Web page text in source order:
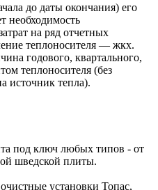
до даты окончания) его
необходимость
на ряд отчетных
теплоносителя — жкх.
годового, квартального,
теплоносителя (без
источник тепла).
под ключ любых типов - от
шведской плиты.
установки Топас,